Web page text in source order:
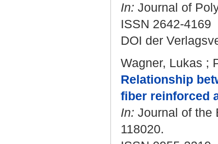
In: Journal of
ISSN 2642-4169
DOI der
Wagner, Lukas ;
Relationship
fiber reinforced
In: Journal of the
118020.